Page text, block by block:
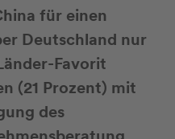
für einen
Deutschland nur
Favorit
(21 Prozent) mit
des